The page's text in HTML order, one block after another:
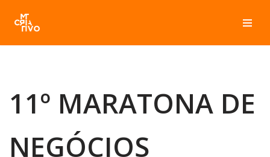
Pular
para
11º MARATONA DE
NEGÓCIOS